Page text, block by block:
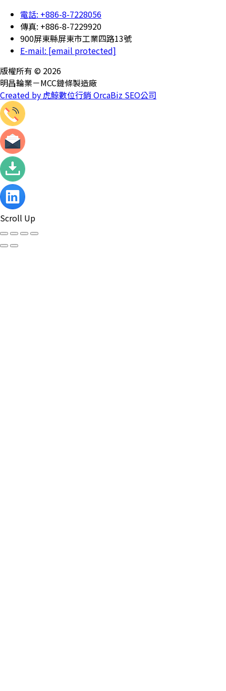
電話: +886-8-7228056
傳真: +886-8-7229920
900屏東縣屏東市工業四路13號
E-mail: [email protected]
版權所有 © 2026
明昌輪業－MCC鏈條製造廠
Created by 虎鯨數位行銷 OrcaBiz SEO公司
Scroll Up